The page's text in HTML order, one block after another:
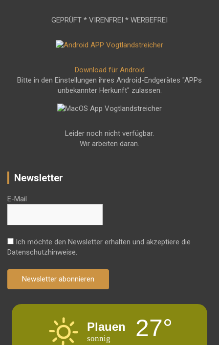
GEPRÜFT * VIRENFREI * WERBEFREI
Download für Android
Bitte in den Einstellungen ihres Android-Endgerätes "APPs
unbekannter Herkunft" zulassen.
Leider noch nicht verfügbar.
Wir arbeiten daran.
Newsletter
E-Mail
Ich möchte den Newsletter erhalten und akzeptiere die
Datenschutzhinweise.
Newsletter abonnieren
Plauen
sonnig 27°